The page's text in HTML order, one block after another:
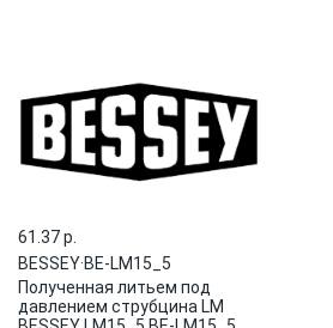
61.37 p.
BESSEY·BE-LM15_5
Полученная литьем под
давлением струбцина LM